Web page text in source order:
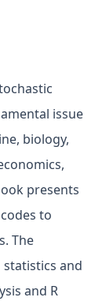
issue
biology,
presents
to
The
and
and R